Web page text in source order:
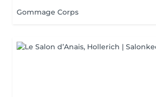
Gommage Corps